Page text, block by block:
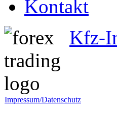
Kontakt
Kfz-
Impressum/Datenschutz